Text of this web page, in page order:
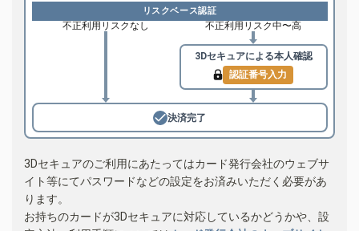
リスクベース認証
不正利用リスクなし 不正利用リスク中〜高
3Dセキュアによる本人確認
認証番号入力
決済完了
3Dセキュアのご利用にあたってはカード発行会社のウェブサ
イト等にてパスワードなどの設定をお済みいただく必要があ
ります。
お持ちのカードが3Dセキュアに対応しているかどうかや、設